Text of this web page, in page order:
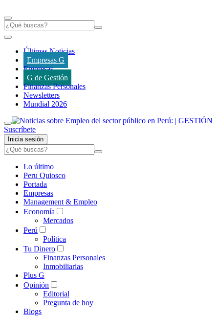
Últimas Noticias
Empresas G
Empresas
G de Gestión
Finanzas Personales
Newsletters
Mundial 2026
Suscríbete
Inicia sesión
Lo último
Peru Quiosco
Portada
Empresas
Management & Empleo
Economía
Mercados
Perú
Política
Tu Dinero
Finanzas Personales
Inmobiliarias
Plus G
Opinión
Editorial
Pregunta de hoy
Blogs